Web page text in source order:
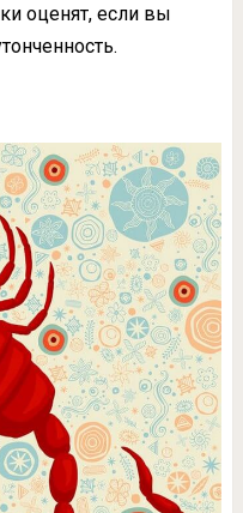
оценят, если вы